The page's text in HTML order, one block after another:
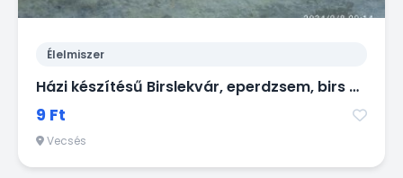
Élelmiszer
Házi készítésű Birslekvár, eperdzsem, birs befőtt
9 Ft
Vecsés